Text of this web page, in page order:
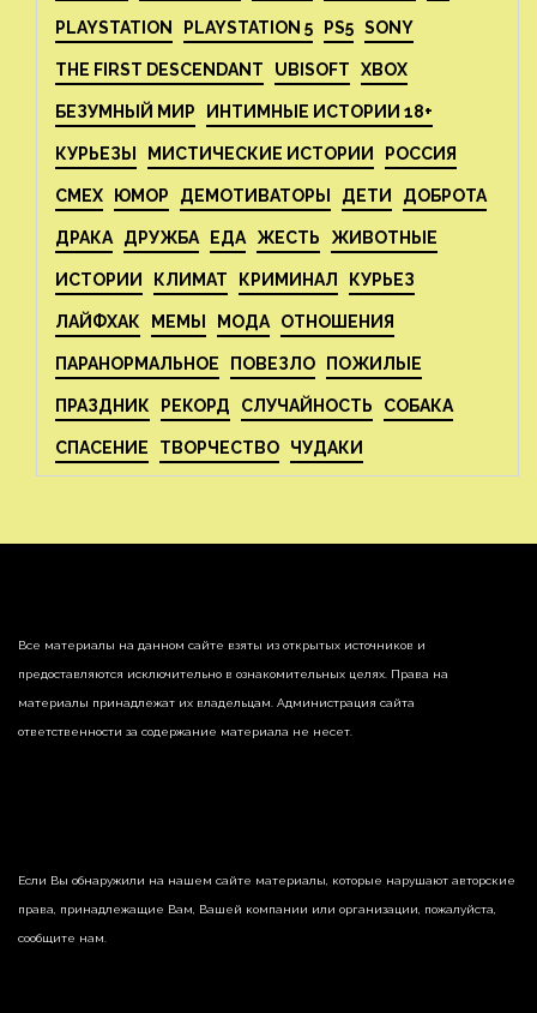
PLAYSTATION PLAYSTATION 5 PS5 SONY
THE FIRST DESCENDANT UBISOFT XBOX
БЕЗУМНЫЙ МИР ИНТИМНЫЕ ИСТОРИИ 18+
КУРЬЕЗЫ МИСТИЧЕСКИЕ ИСТОРИИ РОССИЯ
СМЕХ ЮМОР ДЕМОТИВАТОРЫ ДЕТИ ДОБРОТА
ДРАКА ДРУЖБА ЕДА ЖЕСТЬ ЖИВОТНЫЕ
ИСТОРИИ КЛИМАТ КРИМИНАЛ КУРЬЕЗ
ЛАЙФХАК МЕМЫ МОДА ОТНОШЕНИЯ
ПАРАНОРМАЛЬНОЕ ПОВЕЗЛО ПОЖИЛЫЕ
ПРАЗДНИК РЕКОРД СЛУЧАЙНОСТЬ СОБАКА
СПАСЕНИЕ ТВОРЧЕСТВО ЧУДАКИ
Все материалы на данном сайте взяты из открытых источников и
предоставляются исключительно в ознакомительных целях. Права на
материалы принадлежат их владельцам. Администрация сайта
ответственности за содержание материала не несет.
Если Вы обнаружили на нашем сайте материалы, которые нарушают авторские
права, принадлежащие Вам, Вашей компании или организации, пожалуйста,
сообщите нам.